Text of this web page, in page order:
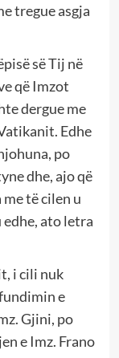
tregue asgja
së Tij në
që Imzot
dergue me
Edhe
po
dhe, ajo që
të cilen u
ato letra
i cili nuk
e
Gjini, po
e Imz. Frano